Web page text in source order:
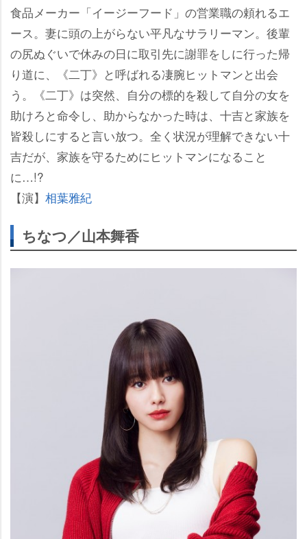
食品メーカー「イージーフード」の営業職の頼れるエ
ース。妻に頭の上がらない平凡なサラリーマン。後輩
の尻ぬぐいで休みの日に取引先に謝罪をしに行った帰
り道に、《二丁》と呼ばれる凄腕ヒットマンと出会
う。《二丁》は突然、自分の標的を殺して自分の女を
助けろと命令し、助からなかった時は、十吉と家族を
皆殺しにすると言い放つ。全く状況が理解できない十
吉だが、家族を守るためにヒットマンになること
に…!?
【演】 相葉雅紀
ちなつ／山本舞香